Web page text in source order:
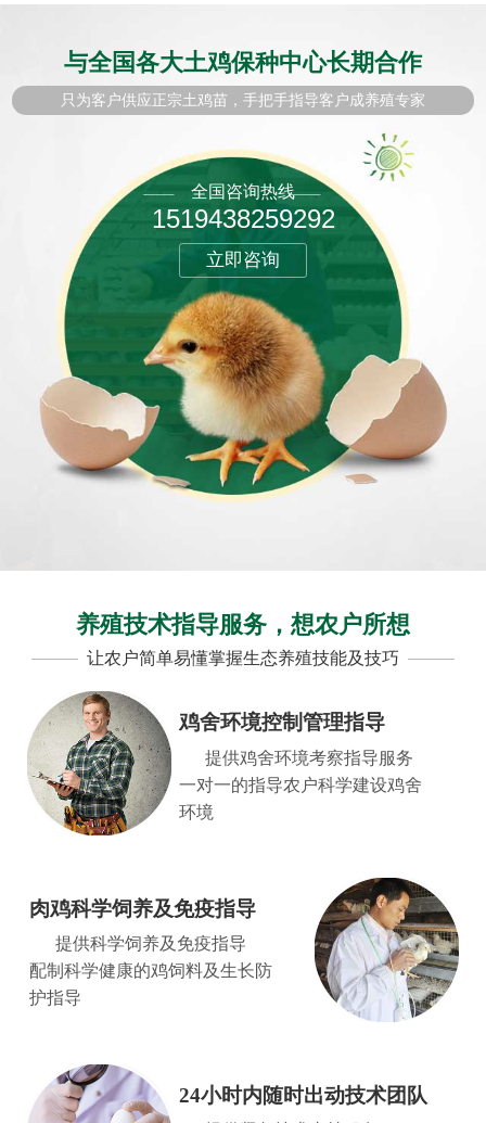
与全国各大土鸡保种中心长期合作
只为客户供应正宗土鸡苗，手把手指导客户成养殖专家
全国咨询热线
1519438259292
立即咨询
养殖技术指导服务，想农户所想
让农户简单易懂掌握生态养殖技能及技巧
鸡舍环境控制管理指导
提供鸡舍环境考察指导服务
一对一的指导农户科学建设鸡舍
环境
肉鸡科学饲养及免疫指导
提供科学饲养及免疫指导
配制科学健康的鸡饲料及生长防
护指导
24小时内随时出动技术团队